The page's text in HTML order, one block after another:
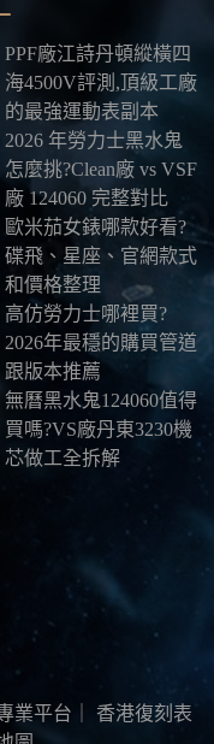
欧美以及其他海
案另行報價，客
熱門款現貨數量有
戴上喜歡的腕錶。
PPF廠江詩丹頓縱橫四
海4500V評測,頂級工廠
的最強運動表副本
2026 年勞力士黑水鬼
怎麼挑?Clean廠 vs VSF
廠 124060 完整對比
歐米茄女錶哪款好看?
碟飛、星座、官網款式
和價格整理
高仿勞力士哪裡買?
2026年最穩的購買管道
跟版本推薦
無曆黑水鬼124060值得
買嗎?VS廠丹東3230機
芯做工全拆解
業平台
香港復刻表